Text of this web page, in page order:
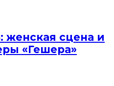
женская сцена и
«Гешера»